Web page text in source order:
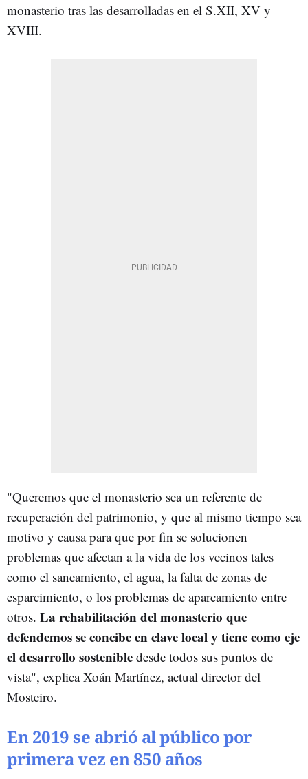
monasterio tras las desarrolladas en el S.XII, XV y
XVIII.
"Queremos que el monasterio sea un referente de
recuperación del patrimonio, y que al mismo tiempo sea
motivo y causa para que por fin se solucionen
problemas que afectan a la vida de los vecinos tales
como el saneamiento, el agua, la falta de zonas de
esparcimiento, o los problemas de aparcamiento entre
otros. La rehabilitación del monasterio que
defendemos se concibe en clave local y tiene como eje
el desarrollo sostenible desde todos sus puntos de
vista", explica Xoán Martínez, actual director del
Mosteiro.
En 2019 se abrió al público por
primera vez en 850 años